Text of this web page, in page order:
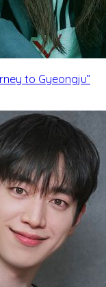
to Gyeongju”